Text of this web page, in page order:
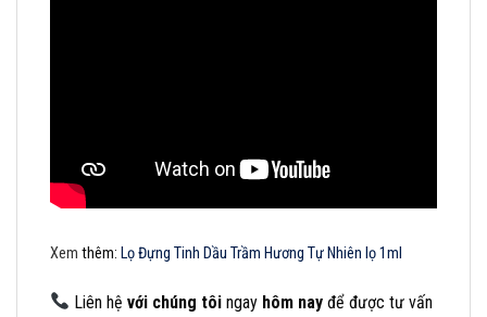
Xem thêm: Lọ Đựng Tinh Dầu Trầm Hương Tự Nhiên lọ 1ml
Liên hệ với chúng tôi ngay hôm nay để được tư vấn